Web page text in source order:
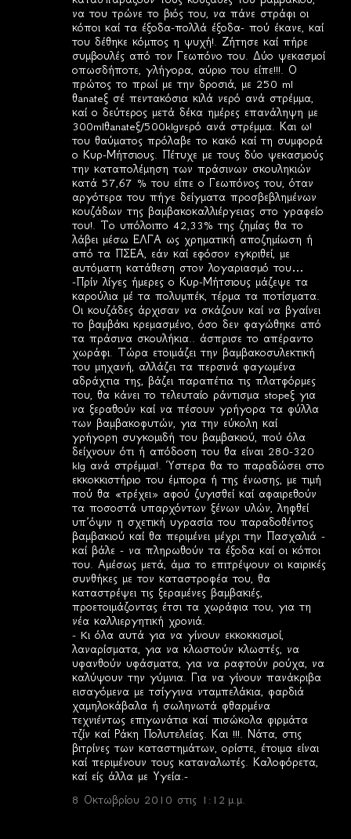
να του τρώνε το βιός του, να πάνε στράφι οι
κόποι καί τα έξοδα-πολλά έξοδα- πού έκανε, καί
του δέθηκε κόμπος η ψυχή!. Ζήτησε καί πήρε
συμβουλές από τον Γεωπόνο του. Δύο ψεκασμοί
οπωσδήποτε, γλήγορα, αύριο του είπε!!!. Ο
πρώτος το πρωί με την δροσιά, με 250 ml
θanateξ σέ πεντακόσια κιλά νερό ανά στρέμμα,
καί ο δεύτερος μετά δέκα ημέρες επανάληψη με
300mlθanateξ/500klgνερό ανά στρέμμα. Και ω!
του θαύματος πρόλαβε το κακό καί τη συμφορά
ο Κυρ-Μήτσιους. Πέτυχε με τους δύο ψεκασμούς
την καταπολέμηση των πράσινων σκουληκιών
κατά 57,67 % του είπε ο Γεωπόνος του, όταν
αργότερα του πήγε δείγματα προσβεβλημένων
κουζάδων της βαμβακοκαλλιέργειας στο γραφείο
του!. Το υπόλοιπο 42,33% της ζημίας θα το
λάβει μέσω ΕΛΓΑ ως χρηματική αποζημίωση ή
από τα ΠΣΕΑ, εάν καί εφόσον εγκριθεί, με
αυτόματη κατάθεση στον λογαριασμό του…
-Πρίν λίγες ήμερες ο Κυρ-Μήτσιους μάζεψε τα
καρούλια μέ τα πολυμπέκ, τέρμα τα ποτίσματα.
Οι κουζάδες άρχισαν να σκάζουν καί να βγαίνει
το βαμβάκι κρεμασμένο, όσο δεν φαγώθηκε από
τα πράσινα σκουλήκια.. άσπρισε το απέραντο
χωράφι. Τώρα ετοιμάζει την βαμβακοσυλεκτική
του μηχανή, αλλάζει τα περσινά φαγωμένα
αδράχτια της, βάζει παραπέτια τις πλατφόρμες
του, θα κάνει το τελευταίο ράντισμα stopeξ για
να ξεραθούν καί να πέσουν γρήγορα τα φύλλα
των βαμβακοφυτών, για την εύκολη καί
γρήγορη συγκομιδή του βαμβακιού, πού όλα
δείχνουν ότι ή απόδοση του θα είναι 280-320
klg ανά στρέμμα!. Ύστερα θα το παραδώσει στο
εκκοκκιστήριο του έμπορα ή της ένωσης, με τιμή
πού θα «τρέχει» αφού ζυγισθεί καί αφαιρεθούν
τα ποσοστά υπαρχόντων ξένων υλών, ληφθεί
υπ΄όψιν η σχετική υγρασία του παραδοθέντος
βαμβακιού καί θα περιμένει μέχρι την Πασχαλιά -
καί βάλε - να πληρωθούν τα έξοδα καί οι κόποι
του. Αμέσως μετά, άμα το επιτρέψουν οι καιρικές
συνθήκες με τον καταστροφέα του, θα
καταστρέψει τις ξεραμένες βαμβακιές,
προετοιμάζοντας έτσι τα χωράφια του, για τη
νέα καλλιεργητική χρονιά.
- Kι όλα αυτά για να γίνουν εκκοκκισμοί,
λαναρίσματα, για να κλωστούν κλωστές, να
υφανθούν υφάσματα, για να ραφτούν ρούχα, να
καλύψουν την γύμνια. Για να γίνουν πανάκριβα
εισαγόμενα με τσίγγινα νταμπελάκια, φαρδιά
χαμηλοκάβαλα ή σωληνωτά φθαρμένα
τεχνιέντως επιγωνάτια καί πισώκολα φιρμάτα
τζίν καί Ράκη Πολυτελείας. Και !!!. Νάτα, στις
βιτρίνες των καταστημάτων, ορίστε, έτοιμα είναι
καί περιμένουν τους καταναλωτές. Καλοφόρετα,
καί είς άλλα με Υγεία.-
8 Οκτωβρίου 2010 στις 1:12 μ.μ.